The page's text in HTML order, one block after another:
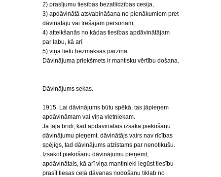
2) prasījumu tiesības bezatlīdzības cesija,
3) apdāvinātā atsvabināšana no pienākumiem pret
dāvinātāju vai trešajām personām,
4) atteikšanās no kādas tiesības apdāvinātājam
par labu, kā arī
5) viņa lietu bezmaksas pārziņa.
Dāvinājuma priekšmets ir mantisku vērtību došana.
Dāvinājums sekas.
1915. Lai dāvinājums būtu spēkā, tas jāpieņem
apdāvināmam vai viņa vietniekam.
Ja tajā brīdī, kad apdāvinātais izsaka piekrišanu
dāvinājumu pieņemt, dāvinātājs vairs nav rīcības
spējīgs, tad dāvinājums atzīstams par nenotikušu.
Izsakot piekrišanu dāvinājumu pieņemt,
apdāvinātais, kā arī viņa mantinieki iegūst tiesību
prasīt tiesas ceļā dāvanas nodošanu tiklab no